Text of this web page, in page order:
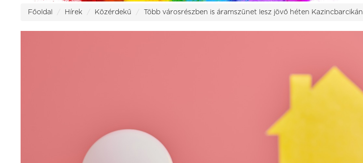
Főoldal Hírek Közérdekű Több városrészben is áramszünet lesz jövő héten Kazincbarcikán